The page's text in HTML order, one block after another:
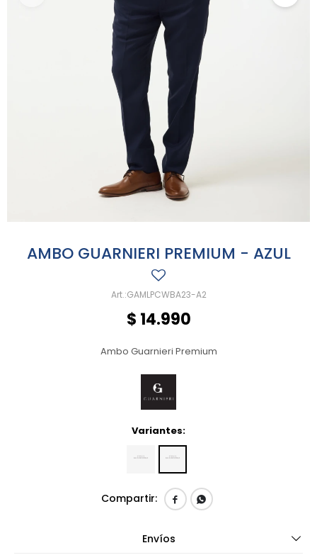
AMBO GUARNIERI PREMIUM - AZUL
GAMLPCWBA23-A2
$ 14.990
Ambo Guarnieri Premium
Variantes:
 
Envíos